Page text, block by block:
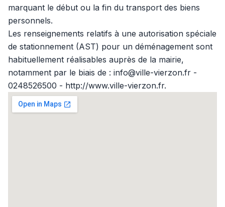
marquant le début ou la fin du transport des biens
personnels.
Les renseignements relatifs à une autorisation spéciale
de stationnement (AST) pour un déménagement sont
habituellement réalisables auprès de la mairie,
notamment par le biais de : info@ville-vierzon.fr -
0248526500 - http://www.ville-vierzon.fr.